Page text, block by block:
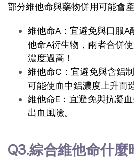
部分維他命與藥物併用可能會
維他命A：宜避免與口服A
他命A衍生物，兩者合併
濃度過高！
維他命C：宜避免與含鋁
可能使血中鋁濃度上升而
維他命E：宜避免與抗凝
出血風險。
Q3.綜合維他命什麼